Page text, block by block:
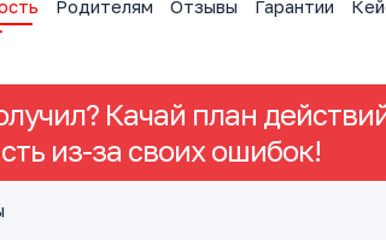
Родителям Отзывы Гарантии
Качай план
из-за своих ошибок!